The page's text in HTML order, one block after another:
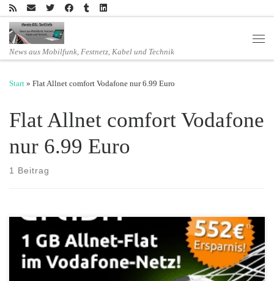
Zum Inhalt springen
News aus Mobilfunk, Festnetz, Kabel und Technik
Start » Flat Allnet comfort Vodafone nur 6.99 Euro
Flat Allnet comfort Vodafone
nur 6.99 Euro
1 Beitrag
Blitzangebot mit donnerndem Preisnachlass: Allnet-Flat mit 1 GB bei
crash-tarife.de für 6,99 Euro/Monat Ab sofort bietet die Dealplattform